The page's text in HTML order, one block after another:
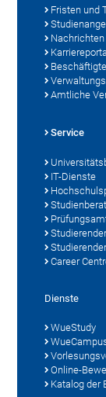
Fristen und
Nachrichten
Beschäftigte
Amtliche
Service
IT-Dienste
Career
Dienste
WueStudy
Online-
Katalog der